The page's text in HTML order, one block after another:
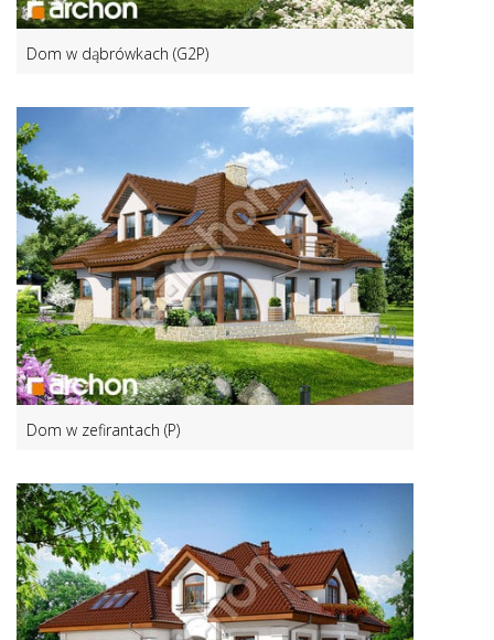
Dom w dąbrówkach (G2P)
Dom w zefirantach (P)